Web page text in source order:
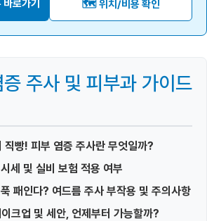
로가기 🗺️ 위치/비용 확인
주사 및 피부과 가이드
직빵! 피부 염증 주사란 무엇일까?
세 및 실비 보험 적용 여부
패인다? 여드름 주사 부작용 및 주의사항
크업 및 세안, 언제부터 가능할까?